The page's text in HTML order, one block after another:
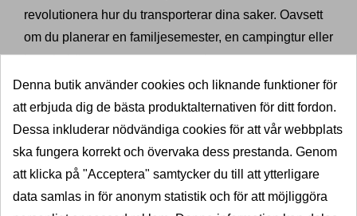
revolutionera hur du transporterar dina saker. Oavsett
om du planerar en familjesemester, en campingtur eller
bara behöver transportera extra bagage, ger ett
takräcke dig den flexibilitet du behöver. Med ett
takräcke kan du enkelt lasta cyklar, takboxar,
surfbrädor eller andra stora föremål som annars skulle
vara svåra att få plats med inuti bilen.
Ett takräcke förbättrar inte bara funktionaliteten, utan
det bidrar även till en säkrare transport av din last. Du
Denna butik använder cookies och liknande funktioner för
att erbjuda dig de bästa produktalternativen för ditt fordon.
Dessa inkluderar nödvändiga cookies för att vår webbplats
ska fungera korrekt och övervaka dess prestanda. Genom
att klicka på "Acceptera" samtycker du till att ytterligare
data samlas in för anonym statistik och för att möjliggöra